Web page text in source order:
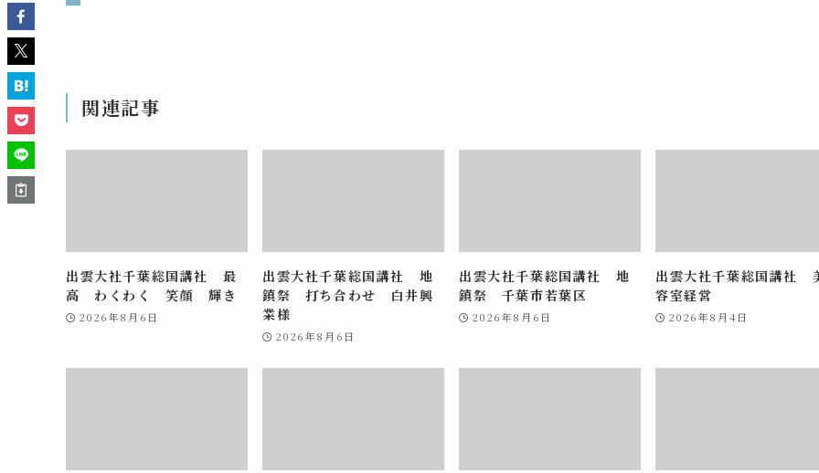
関連記事
出雲大社千葉総国講社 最
高 わくわく 笑顔 輝き
2026年8月6日
出雲大社千葉総国講社 地
鎮祭 打ち合わせ 白井興
業様
2026年8月6日
出雲大社千葉総国講社 地
鎮祭 千葉市若葉区
2026年8月6日
出雲大社千葉総国講社
容室経営
2026年8月4日